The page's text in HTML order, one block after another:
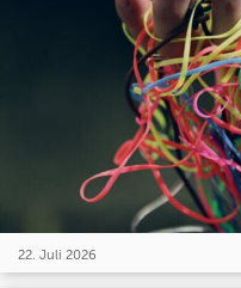
22. Juli 2026